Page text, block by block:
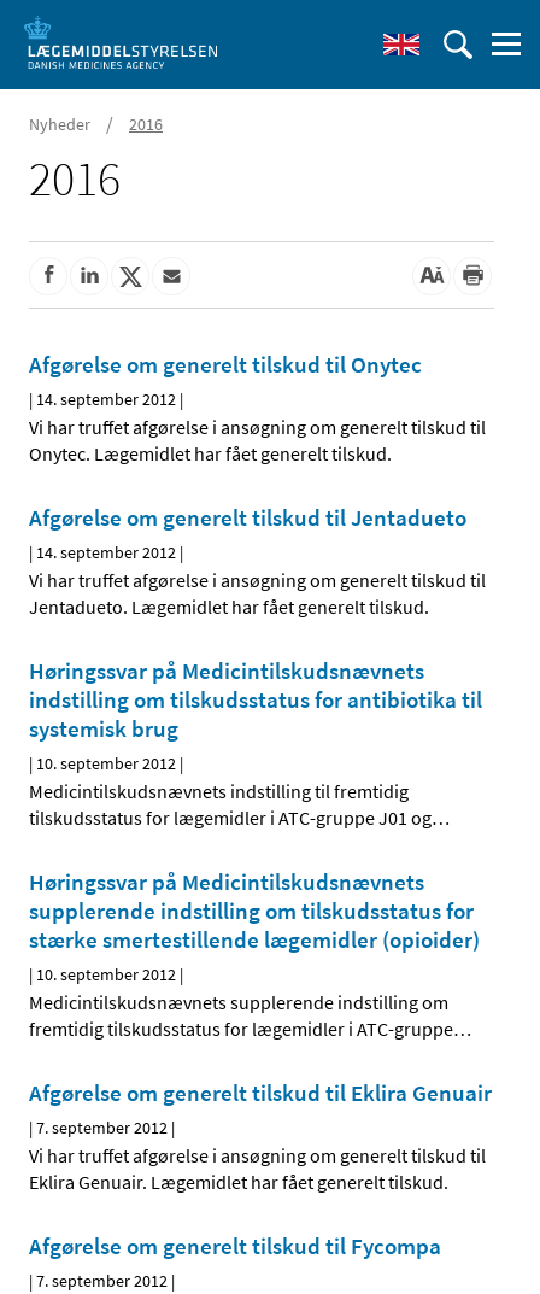
Nyheder / 2016
2016
Afgørelse om generelt tilskud til Onytec
| 14. september 2012 |
Vi har truffet afgørelse i ansøgning om generelt tilskud til
Onytec. Lægemidlet har fået generelt tilskud.
Afgørelse om generelt tilskud til Jentadueto
| 14. september 2012 |
Vi har truffet afgørelse i ansøgning om generelt tilskud til
Jentadueto. Lægemidlet har fået generelt tilskud.
Høringssvar på Medicintilskudsnævnets
indstilling om tilskudsstatus for antibiotika til
systemisk brug
| 10. september 2012 |
Medicintilskudsnævnets indstilling til fremtidig
tilskudsstatus for lægemidler i ATC-gruppe J01 og…
Høringssvar på Medicintilskudsnævnets
supplerende indstilling om tilskudsstatus for
stærke smertestillende lægemidler (opioider)
| 10. september 2012 |
Medicintilskudsnævnets supplerende indstilling om
fremtidig tilskudsstatus for lægemidler i ATC-gruppe…
Afgørelse om generelt tilskud til Eklira Genuair
|7. september 2012 |
Vi har truffet afgørelse i ansøgning om generelt tilskud til
Eklira Genuair. Lægemidlet har fået generelt tilskud.
Afgørelse om generelt tilskud til Fycompa
|7. september 2012 |